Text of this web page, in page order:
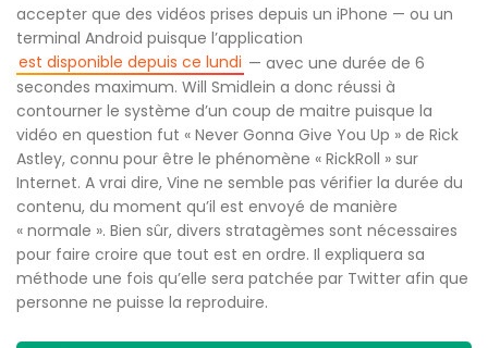
accepter que des vidéos prises depuis un iPhone — ou un
terminal Android puisque l’application
est disponible depuis ce lundi — avec une durée de 6
secondes maximum. Will Smidlein a donc réussi à
contourner le système d’un coup de maitre puisque la
vidéo en question fut « Never Gonna Give You Up » de Rick
Astley, connu pour être le phénomène « RickRoll » sur
Internet. A vrai dire, Vine ne semble pas vérifier la durée du
contenu, du moment qu’il est envoyé de manière
« normale ». Bien sûr, divers stratagèmes sont nécessaires
pour faire croire que tout est en ordre. Il expliquera sa
méthode une fois qu’elle sera patchée par Twitter afin que
personne ne puisse la reproduire.